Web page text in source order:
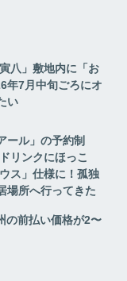
八」敷地内に「お
年7月中旬ごろにオ
い
ール」の予約制
リンクにほっこ
ス」仕様に！孤独
場所へ行ってきた
の前払い価格が2〜